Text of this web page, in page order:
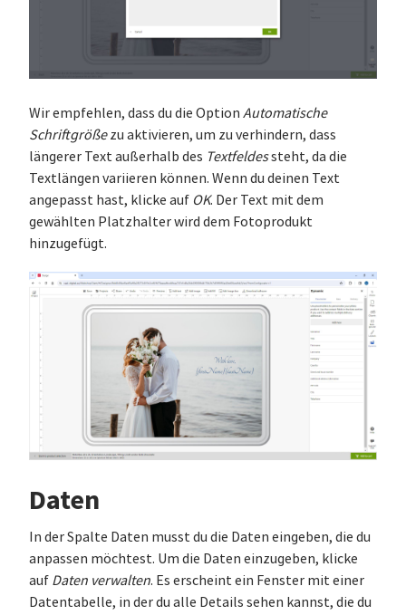
Wir empfehlen, dass du die Option Automatische
Schriftgrößezu aktivieren, um zu verhindern, dass
längerer Text außerhalb des Textfeldessteht, da die
Textlängen variieren können. Wenn du deinen Text
angepasst hast, klicke auf OK. Der Text mit dem
gewählten Platzhalter wird dem Fotoprodukt
hinzugefügt.
Daten
In der Spalte Daten musst du die Daten eingeben, die du
anpassen möchtest. Um die Daten einzugeben, klicke
auf Daten verwalten. Es erscheint ein Fenster mit einer
Datentabelle, in der du alle Details sehen kannst, die du